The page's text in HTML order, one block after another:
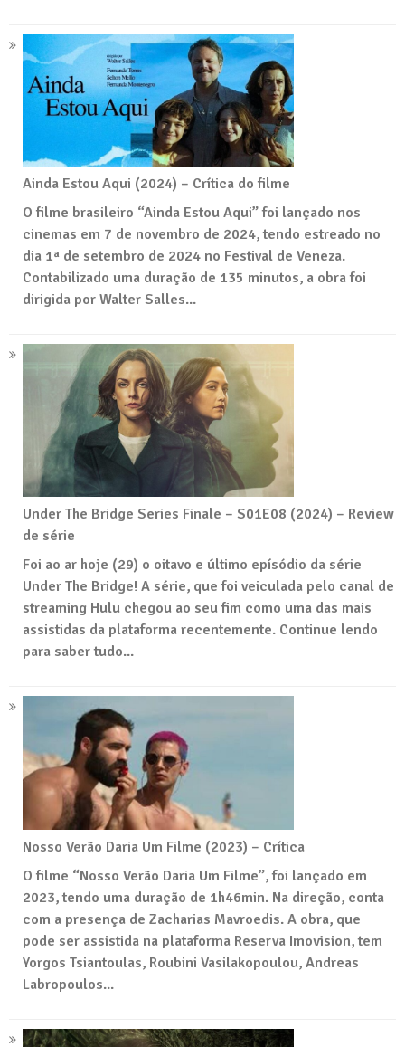
Ainda Estou Aqui (2024) – Crítica do filme
O filme brasileiro “Ainda Estou Aqui” foi lançado nos
cinemas em 7 de novembro de 2024, tendo estreado no
dia 1ª de setembro de 2024 no Festival de Veneza.
Contabilizado uma duração de 135 minutos, a obra foi
dirigida por Walter Salles...
Under The Bridge Series Finale – S01E08 (2024) – Review
de série
Foi ao ar hoje (29) o oitavo e último epísódio da série
Under The Bridge! A série, que foi veiculada pelo canal de
streaming Hulu chegou ao seu fim como uma das mais
assistidas da plataforma recentemente. Continue lendo
para saber tudo...
Nosso Verão Daria Um Filme (2023) – Crítica
O filme “Nosso Verão Daria Um Filme”, foi lançado em
2023, tendo uma duração de 1h46min. Na direção, conta
com a presença de Zacharias Mavroedis. A obra, que
pode ser assistida na plataforma Reserva Imovision, tem
Yorgos Tsiantoulas, Roubini Vasilakopoulou, Andreas
Labropoulos...